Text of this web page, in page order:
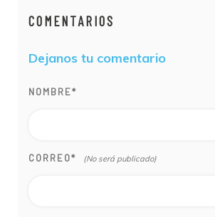
COMENTARIOS
Dejanos tu comentario
NOMBRE*
CORREO*